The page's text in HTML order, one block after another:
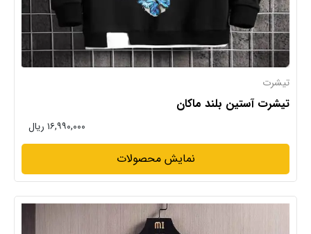
تیشرت
تیشرت آستین بلند ماکان
۱۶,۹۹۰,۰۰۰ ریال
نمایش محصولات